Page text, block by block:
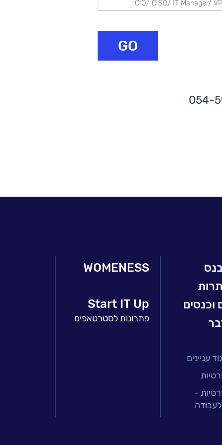
GO
054-
וכנסים
עניינים
-
WOMENESS
Start IT Up
פתרונות לסטרטאפים